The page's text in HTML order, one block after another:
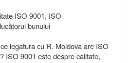
ISO 9001, ISO
bunului
legatura cu R. Moldova are ISO
ISO 9001 este despre calitate,